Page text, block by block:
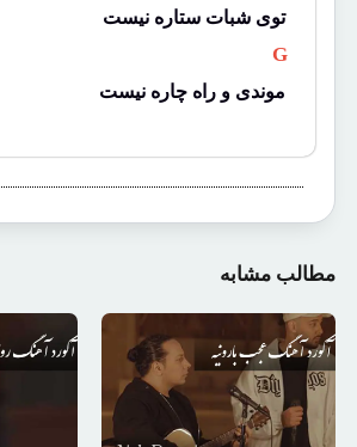
توی شبات ستاره نیست
G
موندی و راه چاره نیست
مطالب مشابه